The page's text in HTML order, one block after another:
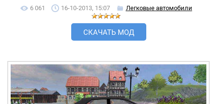
6 061 16-10-2013, 15:07 Легковые автомобили
СКАЧАТЬ МОД